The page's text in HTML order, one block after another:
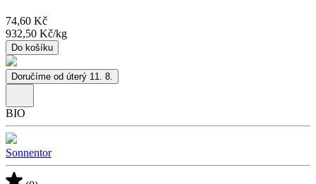
74,60 Kč
932,50 Kč/kg
Do košíku
Doručíme od úterý 11. 8.
BIO
Sonnentor